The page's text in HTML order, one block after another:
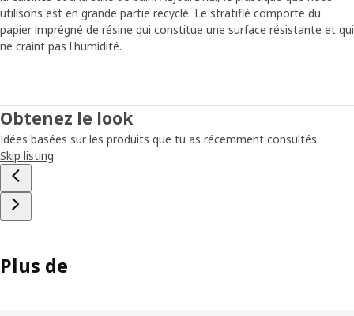
utilisons est en grande partie recyclé. Le stratifié comporte du
papier imprégné de résine qui constitue une surface résistante et qui
ne craint pas l'humidité.
Obtenez le look
Idées basées sur les produits que tu as récemment consultés
Skip listing
Plus de